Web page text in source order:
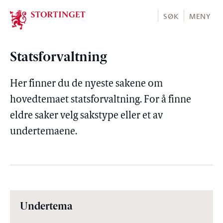
Stortinget.no
SØK MENY
Statsforvaltning
Her finner du de nyeste sakene om
hovedtemaet statsforvaltning. For å finne
eldre saker velg sakstype eller et av
undertemaene.
Undertema